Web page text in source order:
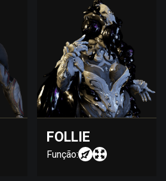
FOLLIE
Função: